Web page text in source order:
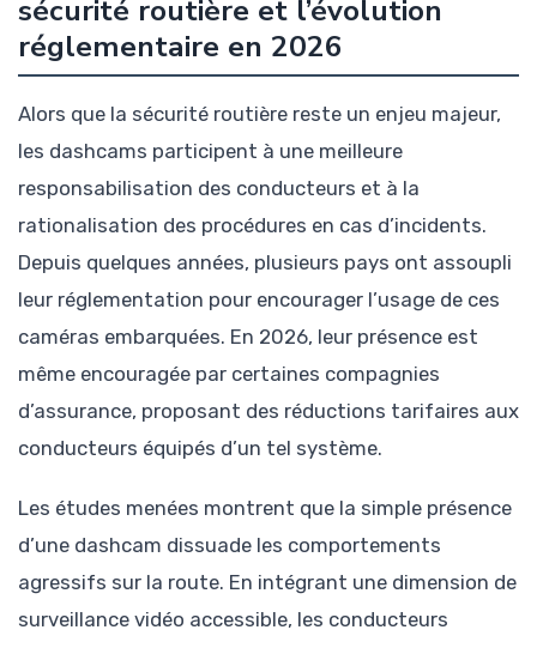
sécurité routière et l’évolution
réglementaire en 2026
Alors que la sécurité routière reste un enjeu majeur,
les dashcams participent à une meilleure
responsabilisation des conducteurs et à la
rationalisation des procédures en cas d’incidents.
Depuis quelques années, plusieurs pays ont assoupli
leur réglementation pour encourager l’usage de ces
caméras embarquées. En 2026, leur présence est
même encouragée par certaines compagnies
d’assurance, proposant des réductions tarifaires aux
conducteurs équipés d’un tel système.
Les études menées montrent que la simple présence
d’une dashcam dissuade les comportements
agressifs sur la route. En intégrant une dimension de
surveillance vidéo accessible, les conducteurs